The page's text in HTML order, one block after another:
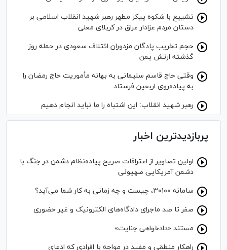
تشییع با شکوه پیکر مطهر رهبر شهید انقلاب اسلامی بر
دستان مردم عزادار عراق در کربلای معلی
حجم تخریب پادگان مزدوران ائتلاف سعودی در حمله روز
گذشته ارتش یمن
وقتی حاج قاسم سلیمانی به بهانه مأموریت حاج رمضان را
به پیاده‌روی اربعین فرستاد
رهبر شهید انقلاب: این اشتباه را ما نباید انجام دهیم
پربازدیدترین اخبار
اولین تصاویر از اعترافات صریح پیاده‌نظام‌ دشمن در جنگ با
دشمن آمریکایی صهیونی
سامانه ۳۰۱۰۰، چیست و چه زمانی به کار شما می‌آید؟
صفر تا صد ماجرای دادگاه‌های الکترونیک و غیر حضوری
مستند «دادخواهی جنایت»
راهکار منطقی و مفید در مواجه با افرادی که ادعای